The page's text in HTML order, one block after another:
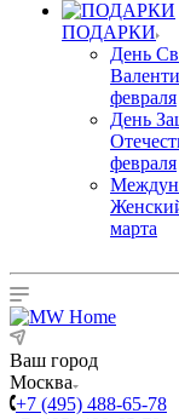
ПОДАРКИ
День
февраля
День
февраля
марта
Ваш город
Москва
+7 (495) 488-65-78